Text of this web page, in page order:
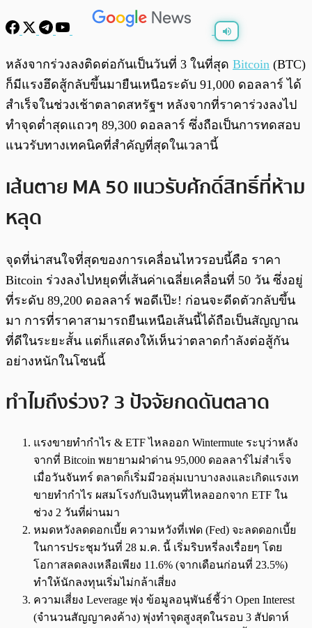
พร้อมเล่น
หลังจากร่วงลงติดต่อกันเป็นวันที่ 3 ในที่สุด Bitcoin (BTC)
ก็มีแรงฮึดสู้กลับขึ้นมายืนเหนือระดับ 91,000 ดอลลาร์ ได้
สำเร็จในช่วงเช้าตลาดสหรัฐฯ หลังจากที่ราคาร่วงลงไป
ทำจุดต่ำสุดแถวๆ 89,300 ดอลลาร์ ซึ่งถือเป็นการทดสอบ
แนวรับทางเทคนิคที่สำคัญที่สุดในเวลานี้
เส้นตาย MA 50 แนวรับศักดิ์สิทธิ์ที่ห้าม
หลุด
จุดที่น่าสนใจที่สุดของการเคลื่อนไหวรอบนี้คือ ราคา
Bitcoin ร่วงลงไปหยุดที่เส้นค่าเฉลี่ยเคลื่อนที่ 50 วัน ซึ่งอยู่
ที่ระดับ 89,200 ดอลลาร์ พอดีเป๊ะ! ก่อนจะดีดตัวกลับขึ้น
มา การที่ราคาสามารถยืนเหนือเส้นนี้ได้ถือเป็นสัญญาณ
ที่ดีในระยะสั้น แต่ก็แสดงให้เห็นว่าตลาดกำลังต่อสู้กัน
อย่างหนักในโซนนี้
ทำไมถึงร่วง? 3 ปัจจัยกดดันตลาด
แรงขายทำกำไร & ETF ไหลออก Wintermute ระบุว่าหลัง
จากที่ Bitcoin พยายามฝ่าด่าน 95,000 ดอลลาร์ไม่สำเร็จ
เมื่อวันจันทร์ ตลาดก็เริ่มมีวอลุ่มเบาบางลงและเกิดแรงเท
ขายทำกำไร ผสมโรงกับเงินทุนที่ไหลออกจาก ETF ใน
ช่วง 2 วันที่ผ่านมา
หมดหวังลดดอกเบี้ย ความหวังที่เฟด (Fed) จะลดดอกเบี้ย
ในการประชุมวันที่ 28 ม.ค. นี้ เริ่มริบหรี่ลงเรื่อยๆ โดย
โอกาสลดลงเหลือเพียง 11.6% (จากเดือนก่อนที่ 23.5%)
ทำให้นักลงทุนเริ่มไม่กล้าเสี่ยง
ความเสี่ยง Leverage พุ่ง ข้อมูลอนุพันธ์ชี้ว่า Open Interest
(จำนวนสัญญาคงค้าง) พุ่งทำจุดสูงสุดในรอบ 3 สัปดาห์